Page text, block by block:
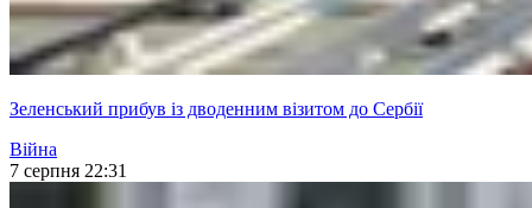
Зеленський прибув із дводенним візитом до Сербії
Війна
7 серпня 22:31